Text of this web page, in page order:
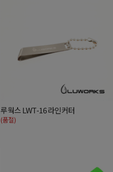
루웍스 LWT-16 라인커터
(품절)